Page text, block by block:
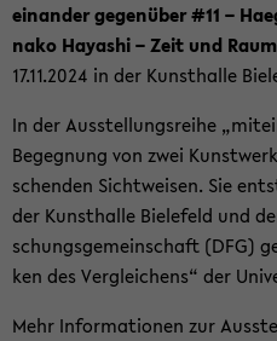
ein­an­der ge­gen­über #11 –
na­ko Ha­ya­shi – Zeit und
17.11.2024 in der Kunst­hal­le
In der Aus­stel­lungs­rei­he
Be­geg­nung von zwei
schen­den Sicht­wei­sen. Sie
der Kunst­hal­le Bie­le­feld und
schungs­ge­mein­schaft (DFG)
ken des Ver­glei­chens“ der
Mehr In­for­ma­tio­nen zur